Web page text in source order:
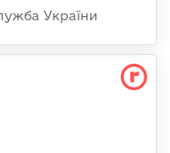
України